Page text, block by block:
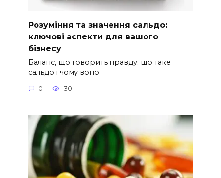
Розуміння та значення сальдо:
ключові аспекти для вашого
бізнесу
Баланс, що говорить правду: що таке
сальдо і чому воно
0 30